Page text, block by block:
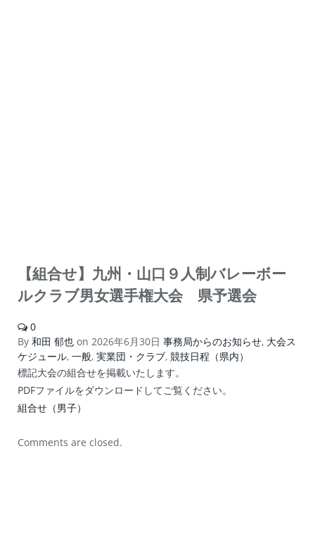
【組合せ】九州・山口９人制バレーボー
ルクラブ男女選手権大会 県予選会
0
By 和田 郁也 on 2026年6月30日 事務局からのお知らせ, 大会ス
ケジュール, 一般, 実業団・クラブ, 競技日程（県内）
標記大会の組合せを掲載いたします。
PDFファイルをダウンロードしてご覧ください。
組合せ（男子）
Comments are closed.